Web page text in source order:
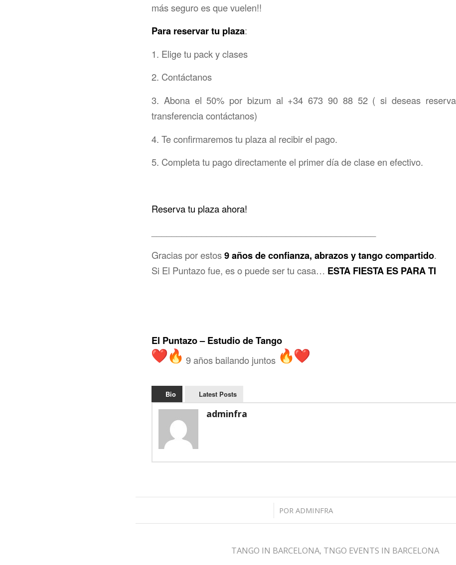
más seguro es que vuelen!!
Para reservar tu plaza:
1. Elige tu pack y clases
2. Contáctanos
3. Abona el 50% por bizum al +34 673 90 88 52 ( si deseas
transferencia contáctanos)
4. Te confirmaremos tu plaza al recibir el pago.
5. Completa tu pago directamente el primer día de clase en efectivo.
Reserva tu plaza ahora!
Gracias por estos9 años de confianza, abrazos y tango compartido.
Si El Puntazo fue, es o puede ser tu casa… ESTA FIESTA ES PARA TI
El Puntazo – Estudio de Tango
9 años bailando juntos
Bio Latest Posts
adminfra
POR ADMINFRA
TANGO IN BARCELONA, TNGO EVENTS IN BARCELONA